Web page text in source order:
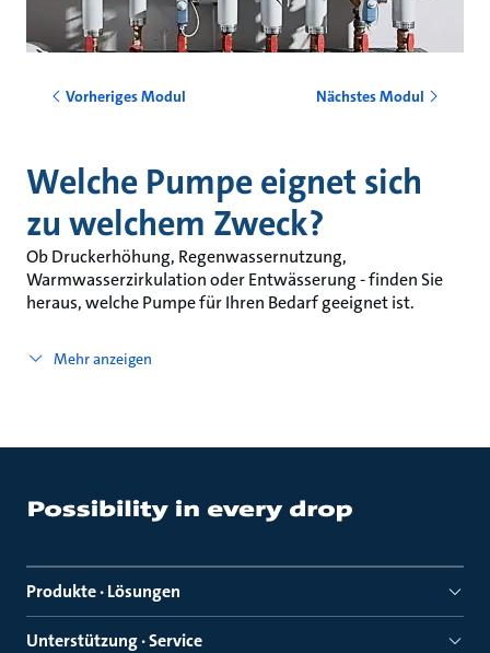
Vorheriges Modul Nächstes Modul
Welche Pumpe eignet sich
zu welchem Zweck?
Ob Druckerhöhung, Regenwassernutzung,
Warmwasserzirkulation oder Entwässerung - finden Sie
heraus, welche Pumpe für Ihren Bedarf geeignet ist.
Mehr anzeigen
Produkte · Lösungen
Unterstützung · Service